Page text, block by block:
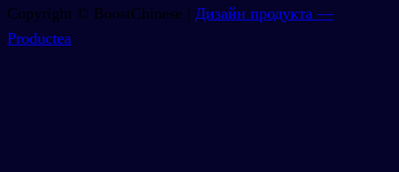
Copyright © BoostChinese | Дизайн продукта —
Productea